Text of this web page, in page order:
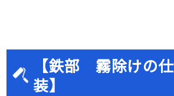
【鉄部 霧除けの
装】